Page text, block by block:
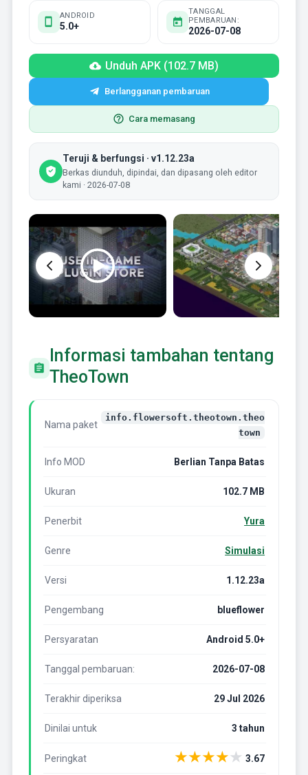
ANDROID
5.0+
TANGGAL
PEMBARUAN:
2026-07-08
Unduh APK (102.7 MB)
Berlangganan pembaruan
Cara memasang
Teruji & berfungsi · v1.12.23a
Berkas diunduh, dipindai, dan dipasang oleh editor
kami · 2026-07-08
Informasi tambahan tentang
TheoTown
Nama paket
info.flowersoft.theotown.theo
town
Info MOD Berlian Tanpa Batas
Ukuran 102.7 MB
Penerbit Yura
Genre Simulasi
Versi 1.12.23a
Pengembang blueflower
Persyaratan Android 5.0+
Tanggal pembaruan: 2026-07-08
Terakhir diperiksa 29 Jul 2026
Dinilai untuk 3 tahun
Peringkat ★★★★★ 3.67